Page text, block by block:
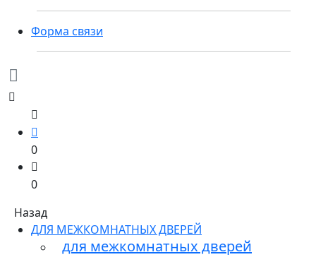
Форма связи
0
0
Назад
ДЛЯ МЕЖКОМНАТНЫХ ДВЕРЕЙ
для межкомнатных дверей